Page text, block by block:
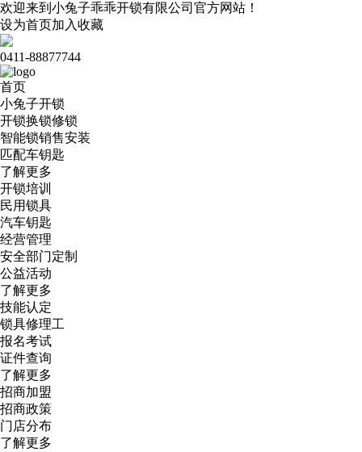
欢迎来到小兔子乖乖开锁有限公司官方网站！
设为首页加入收藏
0411-88877744
首页
小兔子开锁
开锁换锁修锁
智能锁销售安装
匹配车钥匙
了解更多
开锁培训
民用锁具
汽车钥匙
经营管理
安全部门定制
公益活动
了解更多
技能认定
锁具修理工
报名考试
证件查询
了解更多
招商加盟
招商政策
门店分布
了解更多